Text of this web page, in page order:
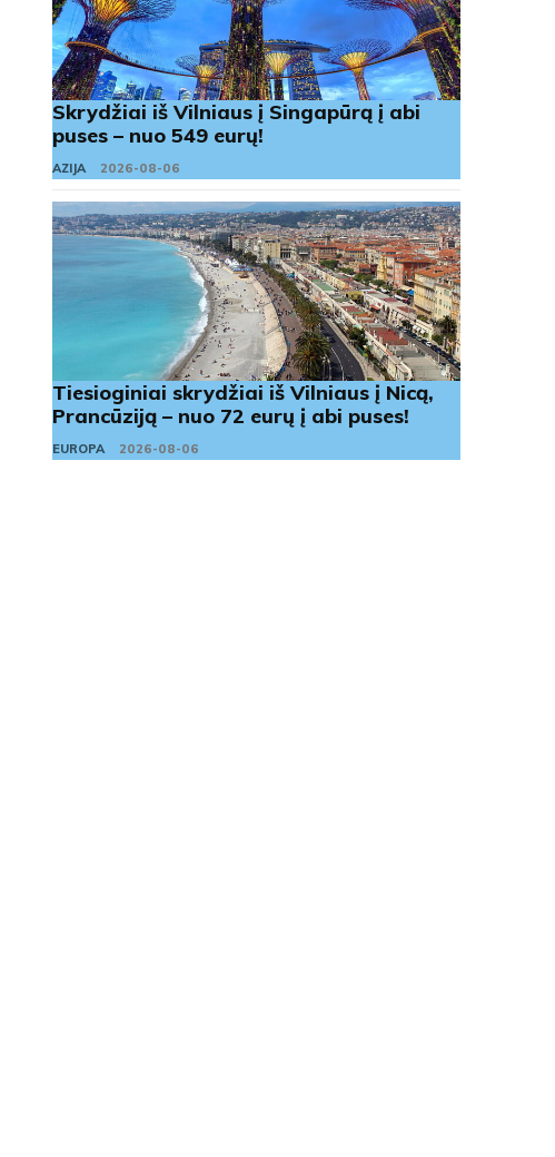
Skrydžiai iš Vilniaus į Singapūrą į abi
puses – nuo 549 eurų!
AZIJA 2026-08-06
Tiesioginiai skrydžiai iš Vilniaus į Nicą,
Prancūziją – nuo 72 eurų į abi puses!
EUROPA 2026-08-06